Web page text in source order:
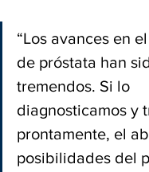
“Los avances en
de próstata han
tremendos. Si lo
diagnosticamos y
prontamente, el
posibilidades del